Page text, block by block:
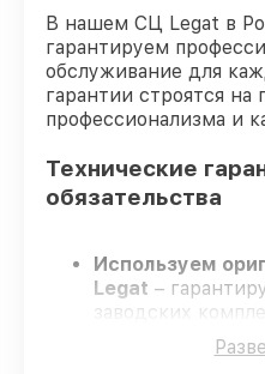
В нашем СЦ Legat в
гарантируем
обслуживание для
гарантии строятся на
профессионализма и
Технические
обязательства
Используем
Legat –
заводских
проходят